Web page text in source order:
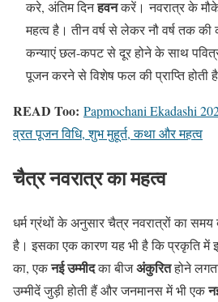
करे, अंतिम दिनहवनकरें। नवरात्र के
महत्व है। तीन वर्ष से लेकर नौ वर्ष तक की
कन्याएं छल-कपट से दूर होने के साथ
पूजन करने से विशेष फल की प्राप्ति होती
READ Too: Papmochani Ekadashi
व्रत पूजन विधि, शुभ मुहूर्त, कथा और महत्व
चैत्र नवरात्र का महत्व
धर्म ग्रंथों के अनुसार चैत्र नवरात्रों का समय
है। इसका एक कारण यह भी है कि प्रकृति
का, एकनई उम्मीदका बीजअंकुरितहोने
उम्मीदें जुड़ी होती हैं और जनमानस में भी एक